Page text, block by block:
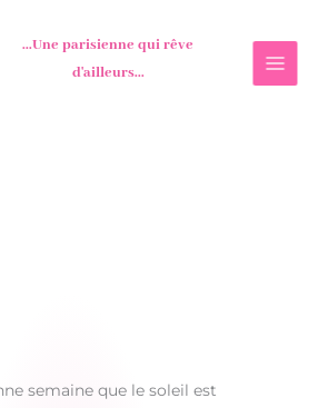
...Une parisienne qui rêve
d'ailleurs...
semaine que le soleil est